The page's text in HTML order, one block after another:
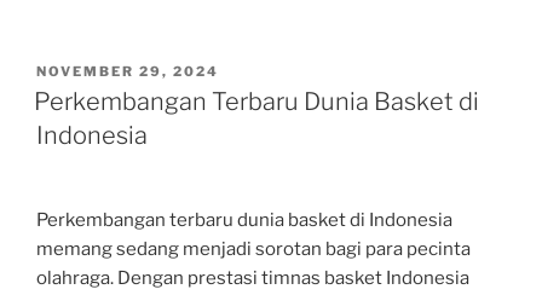
POSTED
ON
NOVEMBER 29, 2024
Perkembangan Terbaru Dunia Basket di
Indonesia
Perkembangan terbaru dunia basket di Indonesia
memang sedang menjadi sorotan bagi para pecinta
olahraga. Dengan prestasi timnas basket Indonesia